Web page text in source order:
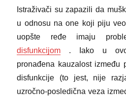
Istraživači su zapazili da
u odnosu na one koji piju
uopšte ređe imaju
disfunkcijom . Iako u
pronađena kauzalost između
disfunkcije (to jest, nije
uzročno-posledična veza